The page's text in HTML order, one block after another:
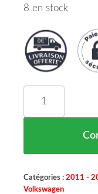
8 en stock
Catégories : 2011 -
Volkswagen